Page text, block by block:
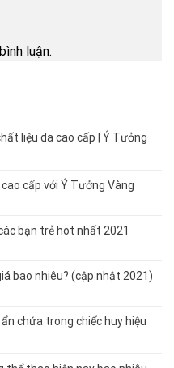
luận.
liệu da cao cấp | Ý Tưởng
cấp với Ý Tưởng Vàng
bạn trẻ hot nhất 2021
bao nhiêu? (cập nhật 2021)
chứa trong chiếc huy hiệu